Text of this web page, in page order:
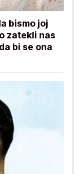
bismo joj
zatekli nas
bi se ona